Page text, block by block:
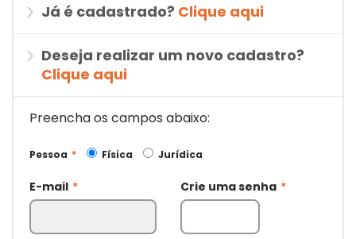
Já é cadastrado? Clique aqui
Deseja realizar um novo cadastro?
Clique aqui
Preencha os campos abaixo:
Pessoa * Física Jurídica
E-mail * Crie uma senha *